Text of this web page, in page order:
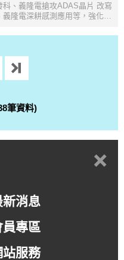
科、義隆電搶攻ADAS晶片 改寫
隆電深耕感測應用等，強化多
筆資料)
+
新消息
員專區
站服務